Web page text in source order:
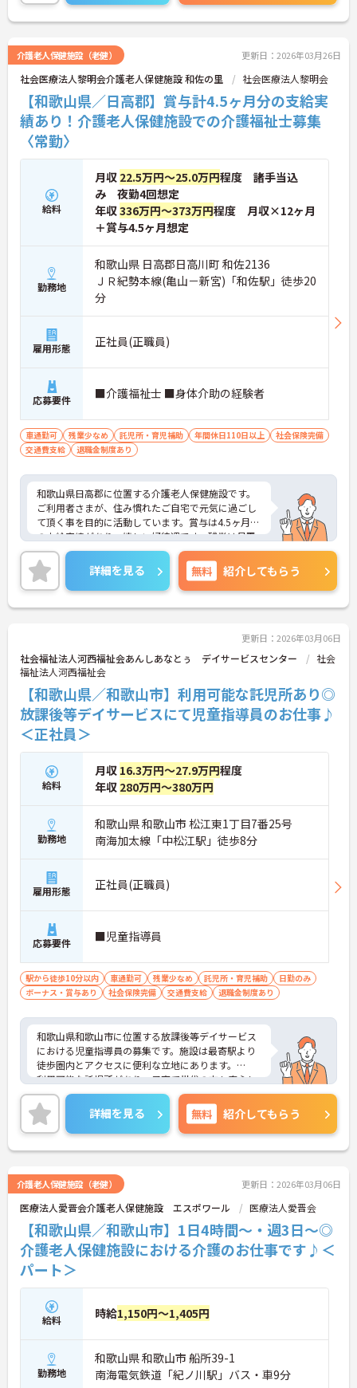
ご興味ある方には、面接のポイントなど、さらに詳
細をお話致しますのでお気軽にご相談ください。
介護老人保健施設（老健） 更新日：2026年03月26日
社会医療法人黎明会介護老人保健施設 和佐の里 社会医療法人黎明会
【和歌山県／日高郡】賞与計4.5ヶ月分の支給実
績あり！介護老人保健施設での介護福祉士募集
〈常勤〉
給料
月収 22.5万円～25.0万円程度 諸手当込
み 夜勤4回想定
年収336万円～373万円程度 月収×12ヶ月
＋賞与4.5ヶ月想定
勤務地
和歌山県 日高郡日高川町 和佐2136
ＪＲ紀勢本線(亀山－新宮)「和佐駅」徒歩20
分
雇用形態 正社員(正職員)
応募要件 ■介護福祉士 ■身体介助の経験者
車通勤可 残業少なめ 託児所・育児補助 年間休日110日以上
社会保険完備
交通費支給
退職金制度あり
和歌山県日高郡に位置する介護老人保健施設です。
ご利用者さまが、住み慣れたご自宅で元気に過ごし
て頂く事を目的に活動しています。賞与は4.5ヶ月分
の支給実績があり、嬉しい好待遇です。残業は月平
均4時間程度とほとんどないので、プライベートの
予定も組みやすいです。ご興味のある方には、面接
対策ポイントなど、さらに詳細をお話しいたします
のでお気軽にご相談ください！
詳細を見る 無料 紹介してもらう
更新日：2026年03月06日
社会福祉法人河西福祉会あんしあなとぅ デイサービスセンター
社会
福祉法人河西福祉会
【和歌山県／和歌山市】利用可能な託児所あり◎
放課後等デイサービスにて児童指導員のお仕事♪
＜正社員＞
給料
月収 16.3万円～27.9万円程度
年収 280万円～380万円
勤務地
和歌山県 和歌山市 松江東1丁目7番25号
南海加太線「中松江駅」徒歩8分
雇用形態 正社員(正職員)
応募要件 ■児童指導員
駅から徒歩10分以内 車通勤可 残業少なめ 託児所・育児補助
日勤のみ
ボーナス・賞与あり
社会保険完備 交通費支給 退職金制度あり
和歌山県和歌山市に位置する放課後等デイサービス
における児童指導員の募集です。施設は最寄駅より
徒歩圏内とアクセスに便利な立地にあります。
利用可能な託児所があり、子育て世代の方も安心し
てご勤務いただけます。また、残業は基本ないの
で、ワークライフバランスを保ちながらご勤務いた
だけます。
ご興味のある方には、面接対策ポイントなど、さら
に詳細をお話しいたしますのでお気軽にご相談くだ
詳細を見る 無料 紹介してもらう
介護老人保健施設（老健） 更新日：2026年03月06日
医療法人愛晋会介護老人保健施設 エスポワール 医療法人愛晋会
【和歌山県／和歌山市】1日4時間～・週3日～◎
介護老人保健施設における介護のお仕事です♪＜
パート＞
給料 時給1,150円～1,405円
勤務地
和歌山県 和歌山市 船所39-1
南海電気鉄道「紀ノ川駅」バス・車9分